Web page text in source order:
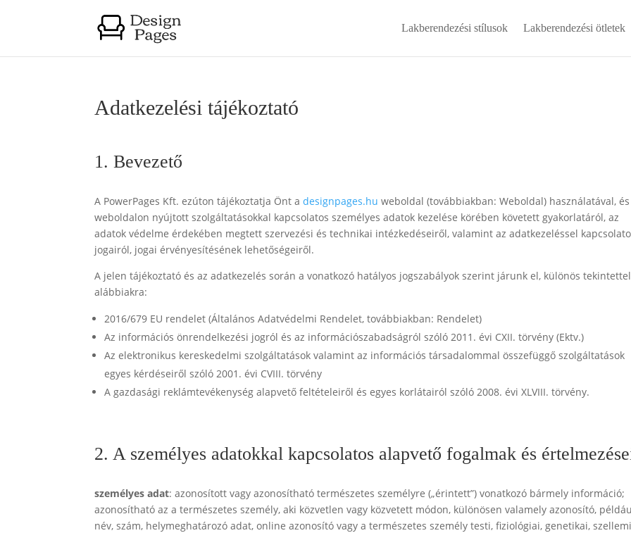
Lakberendezési stílusok Lakberendezési ötletek
Adatkezelési tájékoztató
1. Bevezető
A PowerPages Kft. ezúton tájékoztatja Önt adesignpages.hu weboldal (továbbiakban: Weboldal) használatával, és
weboldalon nyújtott szolgáltatásokkal kapcsolatos személyes adatok kezelése körében követett gyakorlatáról, az
adatok védelme érdekében megtett szervezési és technikai intézkedéseiről, valamint az adatkezeléssel
jogairól, jogai érvényesítésének lehetőségeiről.
A jelen tájékoztató és az adatkezelés során a vonatkozó hatályos jogszabályok szerint járunk el, különös
alábbiakra:
2016/679 EU rendelet (Általános Adatvédelmi Rendelet, továbbiakban: Rendelet)
Az információs önrendelkezési jogról és az információszabadságról szóló 2011. évi CXII. törvény (Ektv.)
Az elektronikus kereskedelmi szolgáltatások valamint az információs társadalommal összefüggő szolgáltatások
egyes kérdéseiről szóló 2001. évi CVIII. törvény
A gazdasági reklámtevékenység alapvető feltételeiről és egyes korlátairól szóló 2008. évi XLVIII. törvény.
2. A személyes adatokkal kapcsolatos alapvető fogalmak és
személyes adat: azonosított vagy azonosítható természetes személyre („érintett”) vonatkozó bármely információ;
azonosítható az a természetes személy, aki közvetlen vagy közvetett módon, különösen valamely azonosító,
név, szám, helymeghatározó adat, online azonosító vagy a természetes személy testi, fiziológiai, genetikai,